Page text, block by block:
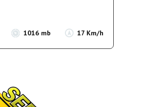
1016 mb 17 Km/h